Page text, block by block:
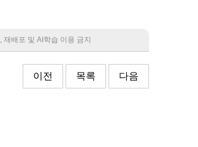
배포 및 AI학습 이용 금지
이전 목록 다음